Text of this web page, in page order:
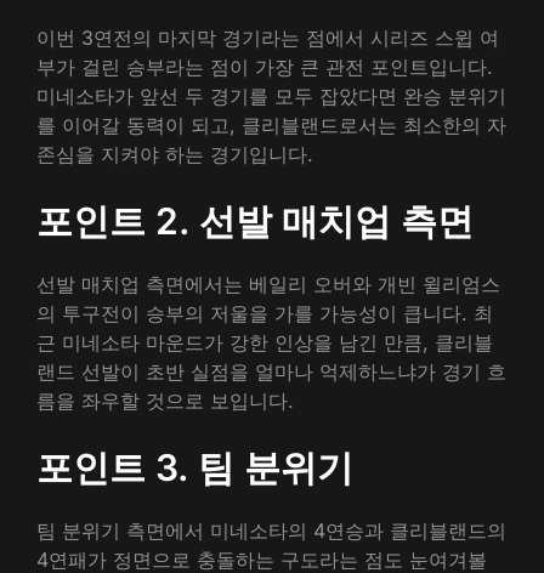
이번 3연전의 마지막 경기라는 점에서 시리즈 스윕 여
부가 걸린 승부라는 점이 가장 큰 관전 포인트입니다.
미네소타가 앞선 두 경기를 모두 잡았다면 완승 분위기
를 이어갈 동력이 되고, 클리블랜드로서는 최소한의 자
존심을 지켜야 하는 경기입니다.
포인트 2. 선발 매치업 측면
선발 매치업 측면에서는 베일리 오버와 개빈 윌리엄스
의 투구전이 승부의 저울을 가를 가능성이 큽니다. 최
근 미네소타 마운드가 강한 인상을 남긴 만큼, 클리블
랜드 선발이 초반 실점을 얼마나 억제하느냐가 경기 흐
름을 좌우할 것으로 보입니다.
포인트 3. 팀 분위기
팀 분위기 측면에서 미네소타의 4연승과 클리블랜드의
4연패가 정면으로 충돌하는 구도라는 점도 눈여겨볼